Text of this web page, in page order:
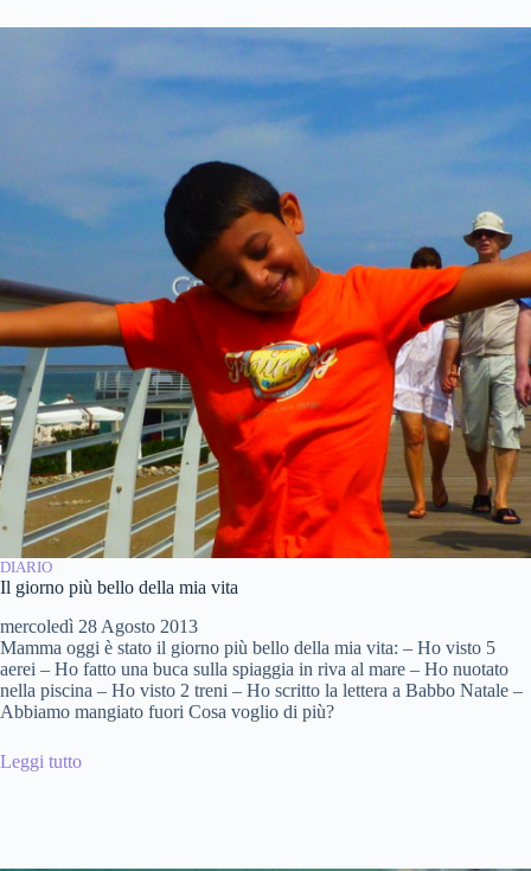
DIARIO
Il giorno più bello della mia vita
mercoledì 28 Agosto 2013
Mamma oggi è stato il giorno più bello della mia vita: – Ho visto 5
aerei – Ho fatto una buca sulla spiaggia in riva al mare – Ho nuotato
nella piscina – Ho visto 2 treni – Ho scritto la lettera a Babbo Natale –
Abbiamo mangiato fuori Cosa voglio di più?
Leggi tutto